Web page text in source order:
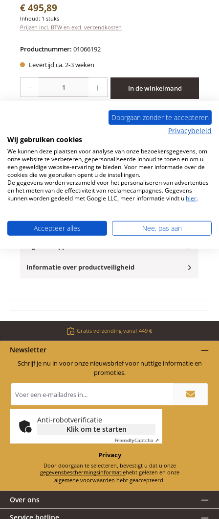
Normale prijs:
€ 495,89
Inhoud: 1 stuks
Prijzen incl. BTW en excl. verzendkosten
Productnummer: 01066192
Levertijd ca. 2-3 weken
Producthoeveelheid: Voer de gewenste hoeveelheid in of gebruik de
In de winkelmand
Vraag over het product
Beschrijving
Kerngegevens: vuurva…
Meer
Informatie over productveiligheid
Gratis verzending vanaf 449 €
Newsletter
Schrijf je nu in voor onze nieuwsbrief voor nuttige informatie en
promoties.
mailadres
*
Anti-robotverificatie
Klik om te starten
FriendlyCaptcha ⇗
Privacy
Door doorgaan te selecteren, bevestigt u dat u onze
gegevensbeschermingsinformatie
hebt gelezen en onze
algemene voorwaarden hebt geaccepteerd.
Over ons
Doorgaan zonder te accepteren
Privacybeleid
Wij gebruiken cookies
We kunnen deze plaatsen voor analyse van onze bezoekersgegevens, om
onze website te verbeteren, gepersonaliseerde inhoud te tonen en om u
een geweldige website-ervaring te bieden. Voor meer informatie over de
cookies die we gebruiken opent u de instellingen.
De gegevens worden verzameld voor het personaliseren van advertenties
en het meten van de effectiviteit van reclamecampagnes. Gegevens
kunnen worden gedeeld met Google LLC, meer informatie vindt u hier.
Accepteer alles Nee, pas aan